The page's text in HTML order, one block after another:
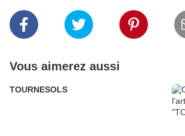
Vous aimerez aussi
TOURNESOLS